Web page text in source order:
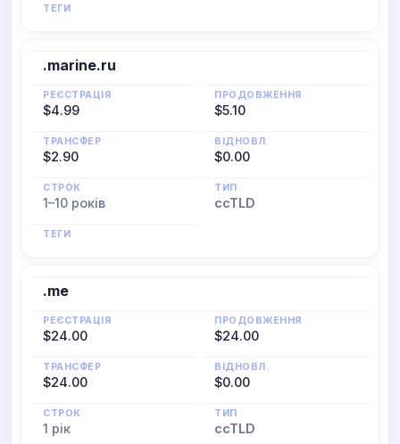
ТЕГИ
.marine.ru
РЕЄСТРАЦІЯ
$4.99
ПРОДОВЖЕННЯ
$5.10
ТРАНСФЕР
$2.90
ВІДНОВЛ.
$0.00
СТРОК
1–10 років
ТИП
ccTLD
ТЕГИ
.me
РЕЄСТРАЦІЯ
$24.00
ПРОДОВЖЕННЯ
$24.00
ТРАНСФЕР
$24.00
ВІДНОВЛ.
$0.00
СТРОК
1 рік
ТИП
ccTLD